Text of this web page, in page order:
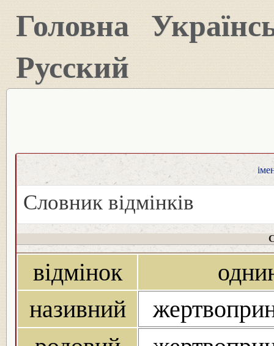
Головна
Русский
Словник відмінків
відмінок
називний